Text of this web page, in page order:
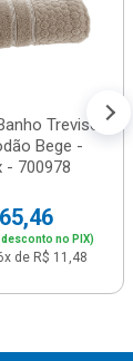
Treviso
Bege -
- 700978
no PIX)
de R$ 11,48